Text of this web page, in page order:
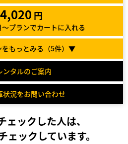
4,020 円
プランでカートに入れる
もっとみる（5件）▼
ンタルのご案内
状況をお問い合わせ
ェックした人は、
ェックしています。